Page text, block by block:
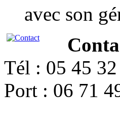
avec son
Tél : 05 45
Port : 06 71